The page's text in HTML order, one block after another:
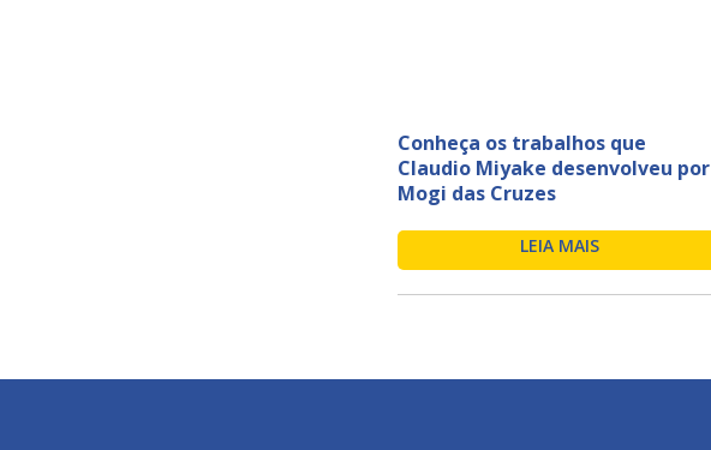
Conheça os trabalhos que
Claudio Miyake desenvolveu por
Mogi das Cruzes
LEIA MAIS